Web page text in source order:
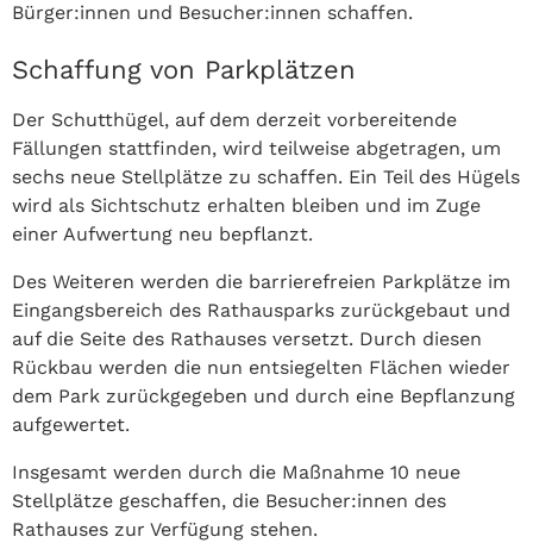
Bürger:innen und Besucher:innen schaffen.
Schaffung von Parkplätzen
Der Schutthügel, auf dem derzeit vorbereitende
Fällungen stattfinden, wird teilweise abgetragen, um
sechs neue Stellplätze zu schaffen. Ein Teil des Hügels
wird als Sichtschutz erhalten bleiben und im Zuge
einer Aufwertung neu bepflanzt.
Des Weiteren werden die barrierefreien Parkplätze im
Eingangsbereich des Rathausparks zurückgebaut und
auf die Seite des Rathauses versetzt. Durch diesen
Rückbau werden die nun entsiegelten Flächen wieder
dem Park zurückgegeben und durch eine Bepflanzung
aufgewertet.
Insgesamt werden durch die Maßnahme 10 neue
Stellplätze geschaffen, die Besucher:innen des
Rathauses zur Verfügung stehen.